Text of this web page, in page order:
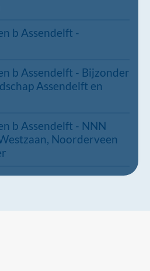
b Assendelft -
b Assendelft - Bijzonder
Assendelft en
b Assendelft - NNN
Noorderveen